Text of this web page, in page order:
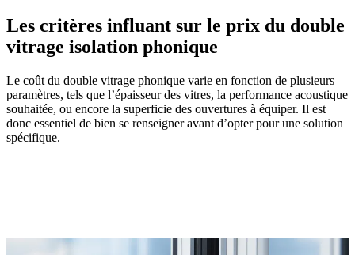
Les critères influant sur le prix du double
vitrage isolation phonique
Le coût du double vitrage phonique varie en fonction de plusieurs
paramètres, tels que l’épaisseur des vitres, la performance acoustique
souhaitée, ou encore la superficie des ouvertures à équiper. Il est
donc essentiel de bien se renseigner avant d’opter pour une solution
spécifique.